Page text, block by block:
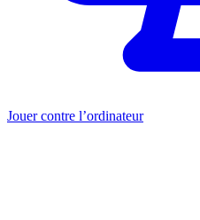
Jouer contre l’ordinateur